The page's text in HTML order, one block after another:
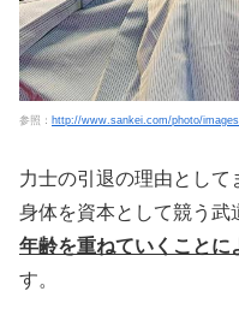
参照： http://www.sankei.com/photo/
力士の引退の理由として
身体を資本として競う武
年齢を重ねていくことに
す。